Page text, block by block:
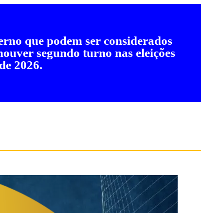
que podem ser considerados
segundo turno nas eleições
2026.